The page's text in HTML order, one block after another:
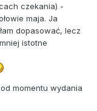
czekania) -
maja. Ja
dopasować, lecz
istotne
momentu wydania